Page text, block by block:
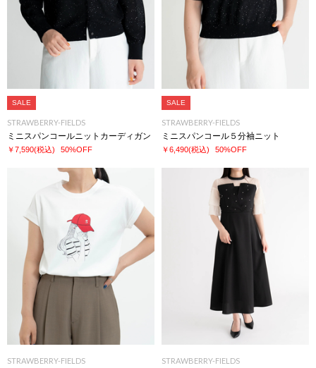
SALE
STRAWBERRY-FIELDS
ミニスパンコールニットカーディガン
￥7,590(税込) 50%OFF
SALE
STRAWBERRY-FIELDS
ミニスパンコール５分袖ニット
￥6,490(税込) 50%OFF
STRAWBERRY-FIELDS STRAWBERRY-FIELDS